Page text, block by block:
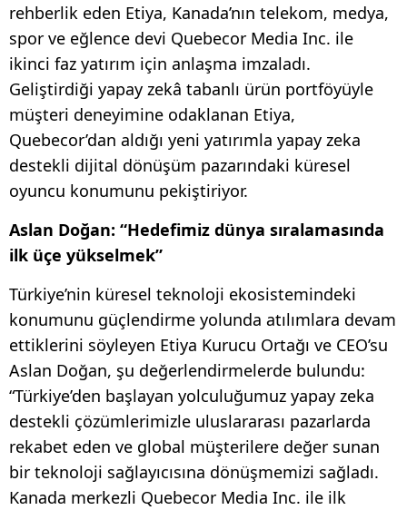
rehberlik eden Etiya, Kanada’nın telekom, medya,
spor ve eğlence devi Quebecor Media Inc. ile
ikinci faz yatırım için anlaşma imzaladı.
Geliştirdiği yapay zekâ tabanlı ürün portföyüyle
müşteri deneyimine odaklanan Etiya,
Quebecor’dan aldığı yeni yatırımla yapay zeka
destekli dijital dönüşüm pazarındaki küresel
oyuncu konumunu pekiştiriyor.
Aslan Doğan: “Hedefimiz dünya sıralamasında
ilk üçe yükselmek”
Türkiye’nin küresel teknoloji ekosistemindeki
konumunu güçlendirme yolunda atılımlara devam
ettiklerini söyleyen Etiya Kurucu Ortağı ve CEO’su
Aslan Doğan, şu değerlendirmelerde bulundu:
“Türkiye’den başlayan yolculuğumuz yapay zeka
destekli çözümlerimizle uluslararası pazarlarda
rekabet eden ve global müşterilere değer sunan
bir teknoloji sağlayıcısına dönüşmemizi sağladı.
Kanada merkezli Quebecor Media Inc. ile ilk